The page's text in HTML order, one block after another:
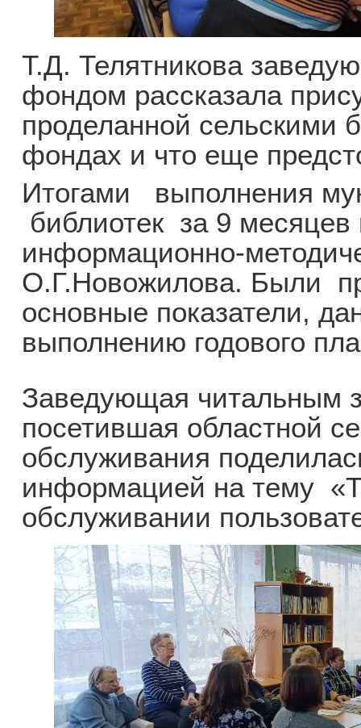
Т.Д. Телятникова
фондом рассказала
проделанной сельскими
фондах и что еще
Итогами выполнения
библиотек за 9
информационно-
О.Г.Новожилова. Были
основные показатели,
выполнению годового
Заведующая читальным
посетившая областной
обслуживания
информацией на тему
обслуживании